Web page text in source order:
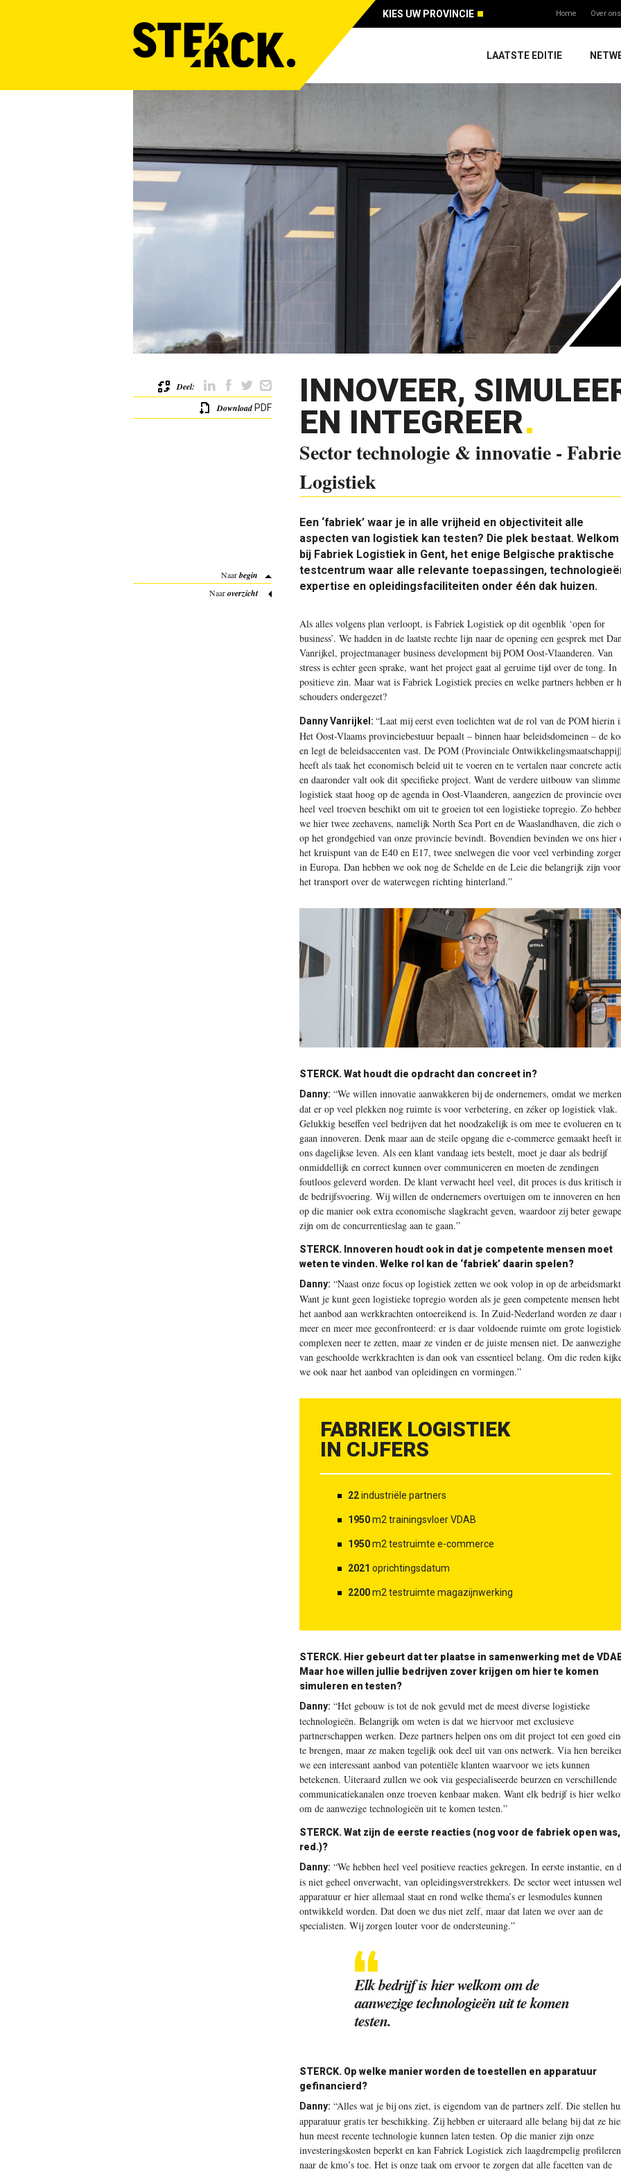
KIES UW PROVINCIE Home Over ons
LAATSTE EDITIE
INNOVEER,
EN INTEGREER
Sector technologie & innovatie -
Logistiek
Een ‘fabriek’ waar je in alle vrijheid en objectiviteit alle
aspecten van logistiek kan testen? Die plek bestaat. Welkom
bij Fabriek Logistiek in Gent, het enige Belgische praktische
testcentrum waar alle relevante toepassingen,
expertise en opleidingsfaciliteiten onder één dak huizen.
Als alles volgens plan verloopt, is Fabriek Logistiek op dit ogenblik ‘open for
business’. We hadden in de laatste rechte lijn naar de opening een gesprek met
Vanrijkel, projectmanager business development bij POM Oost-Vlaanderen. Van
stress is echter geen sprake, want het project gaat al geruime tijd over de tong. In
positieve zin. Maar wat is Fabriek Logistiek precies en welke partners hebben er
schouders ondergezet?
Danny Vanrijkel: “Laat mij eerst even toelichten wat de rol van de POM hierin
Het Oost-Vlaams provinciebestuur bepaalt – binnen haar beleidsdomeinen – de
en legt de beleidsaccenten vast. De POM (Provinciale Ontwikkelingsmaatschappij)
heeft als taak het economisch beleid uit te voeren en te vertalen naar concrete
en daaronder valt ook dit specifieke project. Want de verdere uitbouw van slimme
logistiek staat hoog op de agenda in Oost-Vlaanderen, aangezien de provincie
heel veel troeven beschikt om uit te groeien tot een logistieke topregio. Zo
we hier twee zeehavens, namelijk North Sea Port en de Waaslandhaven, die zich
op het grondgebied van onze provincie bevindt. Bovendien bevinden we ons hier
het kruispunt van de E40 en E17, twee snelwegen die voor veel verbinding
in Europa. Dan hebben we ook nog de Schelde en de Leie die belangrijk zijn voor
het transport over de waterwegen richting hinterland.”
STERCK. Wat houdt die opdracht dan concreet in?
Danny: “We willen innovatie aanwakkeren bij de ondernemers, omdat we merken
dat er op veel plekken nog ruimte is voor verbetering, en zéker op logistiek vlak.
Gelukkig beseffen veel bedrijven dat het noodzakelijk is om mee te evolueren en
gaan innoveren. Denk maar aan de steile opgang die e-commerce gemaakt heeft
ons dagelijkse leven. Als een klant vandaag iets bestelt, moet je daar als bedrijf
onmiddellijk en correct kunnen over communiceren en moeten de zendingen
foutloos geleverd worden. De klant verwacht heel veel, dit proces is dus kritisch
de bedrijfsvoering. Wij willen de ondernemers overtuigen om te innoveren en hen
op die manier ook extra economische slagkracht geven, waardoor zij beter
zijn om de concurrentieslag aan te gaan.”
STERCK. Innoveren houdt ook in dat je competente mensen moet
weten te vinden. Welke rol kan de ‘fabriek’ daarin spelen?
Danny: “Naast onze focus op logistiek zetten we ook volop in op de
Want je kunt geen logistieke topregio worden als je geen competente mensen
het aanbod aan werkkrachten ontoereikend is. In Zuid-Nederland worden ze daar
meer en meer mee geconfronteerd: er is daar voldoende ruimte om grote
complexen neer te zetten, maar ze vinden er de juiste mensen niet. De
van geschoolde werkkrachten is dan ook van essentieel belang. Om die reden
we ook naar het aanbod van opleidingen en vormingen.”
FABRIEK LOGISTIEK
IN CIJFERS
22industriële partners
1950m2 trainingsvloer VDAB
1950m2 testruimte e-commerce
2021 oprichtingsdatum
2200m2 testruimte magazijnwerking
STERCK. Hier gebeurt dat ter plaatse in samenwerking met de
Maar hoe willen jullie bedrijven zover krijgen om hier te komen
simuleren en testen?
Danny: “Het gebouw is tot de nok gevuld met de meest diverse logistieke
technologieën. Belangrijk om weten is dat we hiervoor met exclusieve
partnerschappen werken. Deze partners helpen ons om dit project tot een goed
te brengen, maar ze maken tegelijk ook deel uit van ons netwerk. Via hen
we een interessant aanbod van potentiële klanten waarvoor we iets kunnen
betekenen. Uiteraard zullen we ook via gespecialiseerde beurzen en verschillende
communicatiekanalen onze troeven kenbaar maken. Want elk bedrijf is hier
om de aanwezige technologieën uit te komen testen.”
STERCK. Wat zijn de eerste reacties (nog voor de fabriek open was,
red.)?
Danny: “We hebben heel veel positieve reacties gekregen. In eerste instantie, en
is niet geheel onverwacht, van opleidingsverstrekkers. De sector weet intussen
apparatuur er hier allemaal staat en rond welke thema’s er lesmodules kunnen
ontwikkeld worden. Dat doen we dus niet zelf, maar dat laten we over aan de
specialisten. Wij zorgen louter voor de ondersteuning.”
Elk bedrijf is hier welkom om de
aanwezige technologieën uit te komen
testen.
STERCK. Op welke manier worden de toestellen en apparatuur
gefinancierd?
Danny: “Alles wat je bij ons ziet, is eigendom van de partners zelf. Die stellen
apparatuur gratis ter beschikking. Zij hebben er uiteraard alle belang bij dat ze
hun meest recente technologie kunnen laten testen. Op die manier zijn onze
investeringskosten beperkt en kan Fabriek Logistiek zich laagdrempelig profileren
naar de kmo’s toe. Het is onze taak om ervoor te zorgen dat alle facetten van de
Deel:
DownloadPDF
Naarbegin
Naaroverzicht